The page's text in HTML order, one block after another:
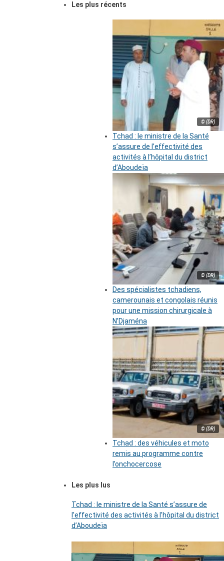
Les plus récents
© (DR)
Tchad : le ministre de la Santé
s’assure de l’effectivité des
activités à l’hôpital du district
d’Aboudeïa
© (DR)
Des spécialistes tchadiens,
camerounais et congolais réunis
pour une mission chirurgicale à
N’Djaména
© (DR)
Tchad : des véhicules et moto
remis au programme contre
l’onchocercose
Les plus lus
Tchad : le ministre de la Santé s’assure de
l’effectivité des activités à l’hôpital du district
d’Aboudeïa